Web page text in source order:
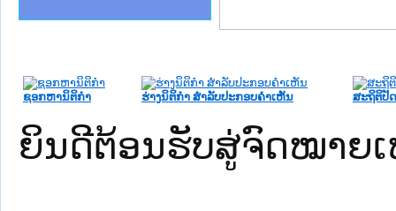
ທຳແຫ່ງຊາດ
ການ
ກາງ
ກໃຕ້
ນຕຳຫຼວດປະຊາຊົນ
ສັນຕິບານປະຊາຊົນ
ກເໜືອ
ຊາຊົນ ພາກກາງ
ຊອກຫານິຕິກໍາ ຮ່າງນິຕິກໍາ ສໍາລັບປະກອບຄໍາເຫັນ ສະຖິຕິປັ
ຍິນດີຕ້ອນຮັບສູ່ຈົດໝາຍເ